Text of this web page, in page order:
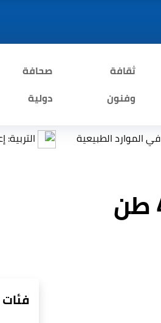
ثقافة
وفنون
صحافة
دولية
الطبيعية التربية: إعادة
فئات